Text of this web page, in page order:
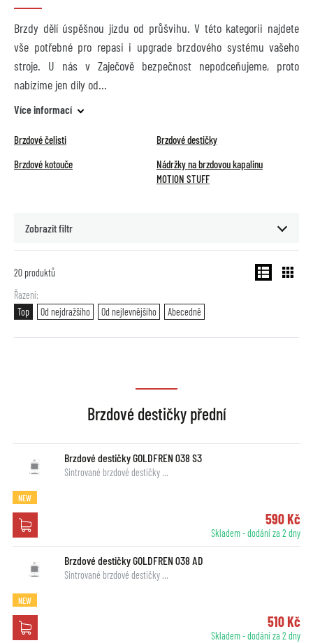
Brzdy dělí úspěšnou jízdu od průšvihu. V této kategorii najdete
vše potřebné pro repasi i upgrade brzdového systému vašeho
stroje. U nás v Zaječově bezpečnost nepodceňujeme, proto
nabízíme jen díly od
Více informací
Brzdové čelisti
Brzdové destičky
Brzdové kotouče
Nádržky na brzdovou kapalinu
MOTION STUFF
Zobrazit filtr
20 produktů
Řazení
Top
Od nejdražšího Od nejlevnějšího Abecedně
Brzdové destičky přední
Brzdové destičky GOLDFREN 038 S3
Sintrované brzdové destičky …
NEW
590 Kč
Skladem - dodání za 2 dny
Brzdové destičky GOLDFREN 038 AD
Sintrované brzdové destičky …
NEW
510 Kč
Skladem - dodání za 2 dny